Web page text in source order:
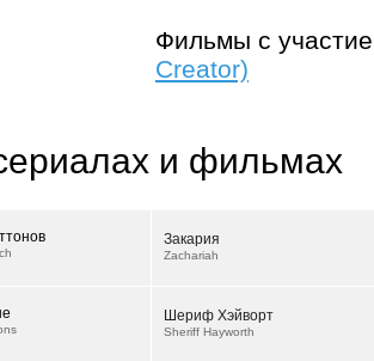
Фильмы с
Creator)
и фильмах
Закария
Zachariah
Шериф Хэйворт
Sheriff Hayworth